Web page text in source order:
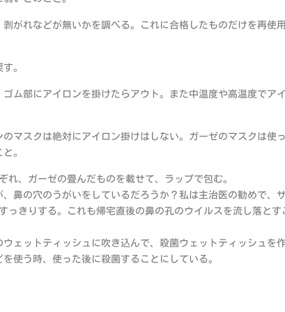
がれなどが無いかを調べる。これに合格したものだけを再使
。
ム部にアイロンを掛けたらアウト。また中温度や高温度でア
マスクは絶対にアイロン掛けはしない。ガーゼのマスクは使
。
、ガーゼの畳んだものを載せて、ラップで包む。
鼻の穴のうがいをしているだろうか？私は主治医の勧めで、
っきりする。これも帰宅直後の鼻の孔のウイルスを流し落とす
ェットティッシュに吹き込んで、殺菌ウェットティッシュを作
使う時、使った後に殺菌することにしている。